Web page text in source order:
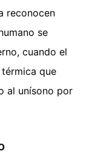
reconocen
se
cuando el
que
al unísono por